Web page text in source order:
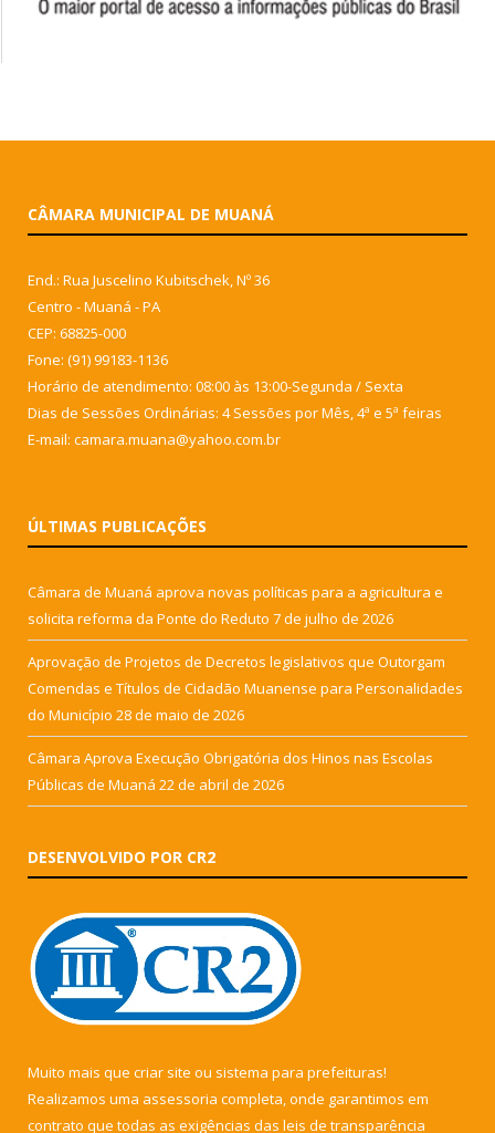
CÂMARA MUNICIPAL DE MUANÁ
End.: Rua Juscelino Kubitschek, Nº 36
Centro - Muaná - PA
CEP: 68825-000
Fone: (91) 99183-1136
Horário de atendimento: 08:00 às 13:00-Segunda / Sexta
Dias de Sessões Ordinárias: 4 Sessões por Mês, 4ª e 5ª feiras
E-mail: camara.muana@yahoo.com.br
ÚLTIMAS PUBLICAÇÕES
Câmara de Muaná aprova novas políticas para a agricultura e
solicita reforma da Ponte do Reduto 7 de julho de 2026
Aprovação de Projetos de Decretos legislativos que Outorgam
Comendas e Títulos de Cidadão Muanense para Personalidades
do Município 28 de maio de 2026
Câmara Aprova Execução Obrigatória dos Hinos nas Escolas
Públicas de Muaná 22 de abril de 2026
DESENVOLVIDO POR CR2
Muito mais que criar site ou sistema para prefeituras!
Realizamos uma assessoria completa, onde garantimos em
contrato que todas as exigências das leis de transparência